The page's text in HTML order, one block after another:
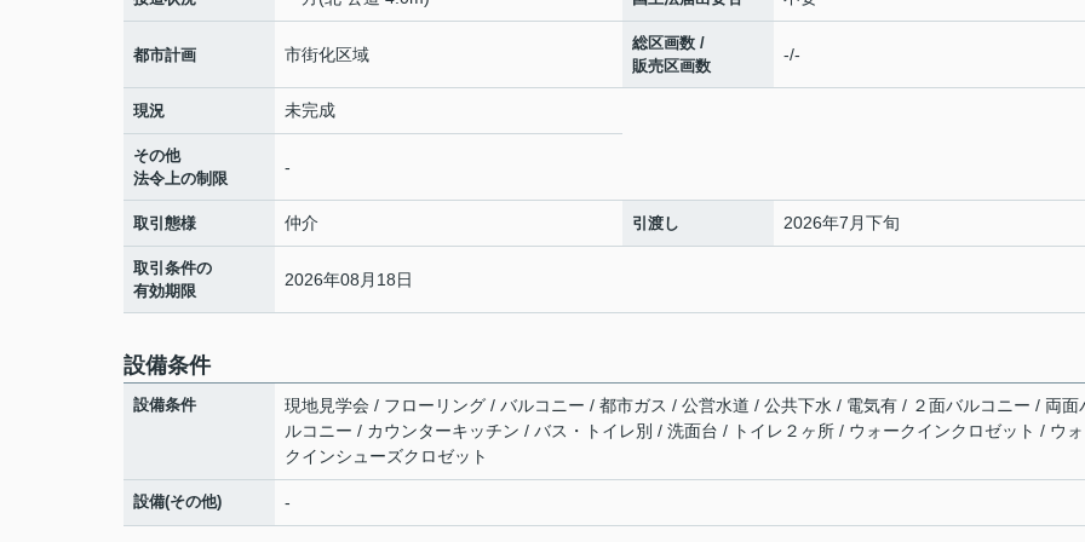
都市計画 市街化区域
総区画数 /
販売区画数
-/-
現況 未完成
その他
法令上の制限
-
取引態様 仲介 引渡し 2026年7月下旬
取引条件の
有効期限
2026年08月18日
設備条件
設備条件
現地見学会 / フローリング / バルコニー / 都市ガス / 公営水道 / 公共下水 / 電気有 / ２面バルコニー / 両面
ルコニー / カウンターキッチン / バス・トイレ別 / 洗面台 / トイレ２ヶ所 / ウォークインクロゼット / ウ
クインシューズクロゼット
設備(その他) -